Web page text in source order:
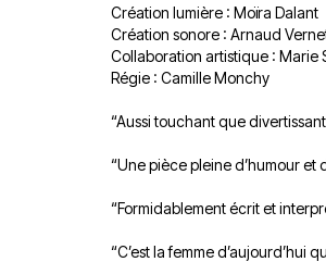
Création lumière : Moïra Dalant
Création sonore : Arnaud
Collaboration artistique : Marie
Régie : Camille Monchy
“Aussi touchant que
“Une pièce pleine d’humour et
“Formidablement écrit et
“C’est la femme d’aujourd’hui